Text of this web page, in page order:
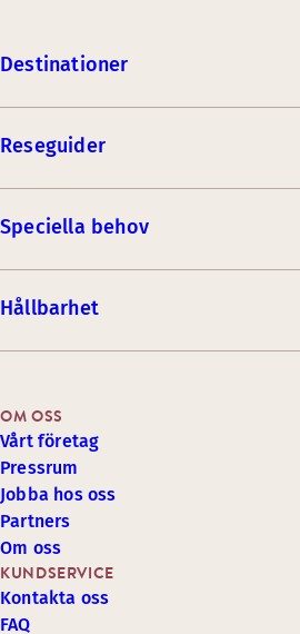
Destinationer
Reseguider
Speciella behov
Hållbarhet
KUNDSERVICE
Kontakta oss
FAQ
OM OSS
Vårt företag
Pressrum
Jobba hos oss
Partners
Om oss